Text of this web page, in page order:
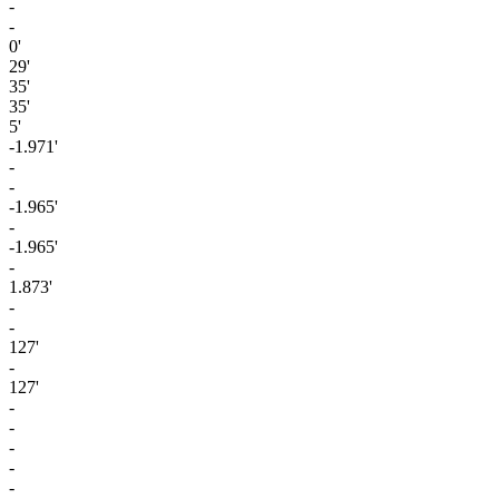
-
-
0'
29'
35'
35'
5'
-1.971'
-
-
-1.965'
-
-1.965'
-
1.873'
-
-
127'
-
127'
-
-
-
-
-